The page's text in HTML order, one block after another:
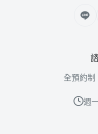
全預約制
週